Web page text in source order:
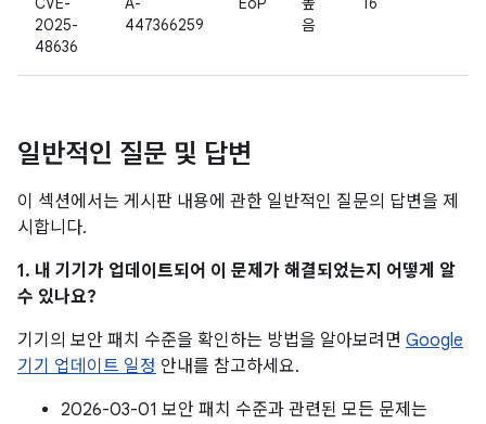
2025-
48636
447366259
음
일반적인 질문 및 답변
이 섹션에서는 게시판 내용에 관한 일반적인 질문의 답변을 제
시합니다.
1. 내 기기가 업데이트되어 이 문제가 해결되었는지 어떻게 알
수 있나요?
기기의 보안 패치 수준을 확인하는 방법을 알아보려면 Google
기기 업데이트 일정 안내를 참고하세요.
2026-03-01 보안 패치 수준과 관련된 모든 문제는